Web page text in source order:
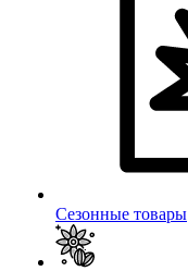
Сезонные товары